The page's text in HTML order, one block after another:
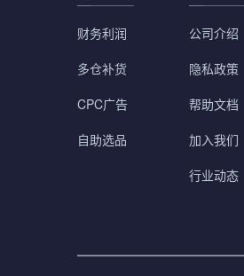
财务利润
多仓补货
CPC广告
自助选品
公司介绍
隐私政策
帮助文档
加入我们
行业动态